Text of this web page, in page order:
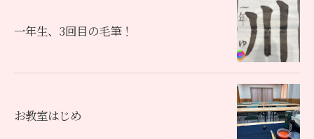
一年生、3回目の毛筆！
お教室はじめ